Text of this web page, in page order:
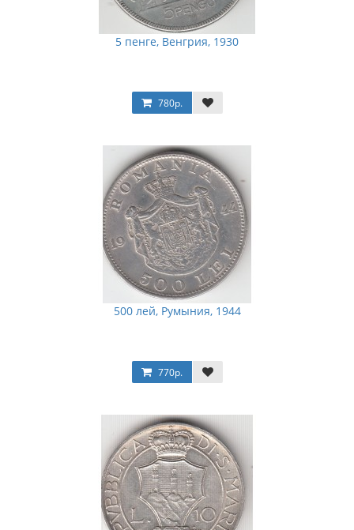
5 пенге, Венгрия, 1930
780р.
500 лей, Румыния, 1944
770р.